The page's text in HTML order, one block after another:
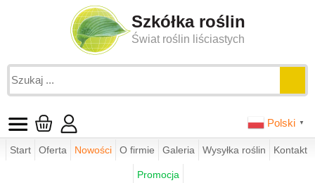
Szkółka roślin
Świat roślin liściastych
Polski ▼
Start Oferta Nowości O firmie Galeria Wysyłka roślin Kontakt
Promocja
Hortensja ( Hydrangea macrophylla) seria Hovaria - Hopcorn Pink